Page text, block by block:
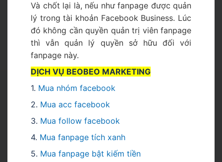
Và chốt lại là, nếu như fanpage được quản
lý trong tài khoản Facebook Business. Lúc
đó không cần quyền quản trị viên fanpage
thì vẫn quản lý quyền sở hữu đối với
fanpage này.
DỊCH VỤ BEOBEO MARKETING
1. Mua nhóm facebook
2. Mua acc facebook
3. Mua follow facebook
4. Mua fanpage tích xanh
5. Mua fanpage bật kiếm tiền